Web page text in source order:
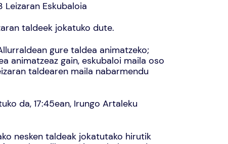
Eskubaloia
taldeek jokatuko dute.
gure taldea animatzeko;
animatzeaz gain, eskubaloi maila oso
taldearen maila nabarmendu
da, 17:45ean, Irungo Artaleku
nesken taldeak jokatutako hirutik